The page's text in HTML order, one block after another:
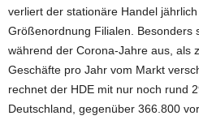
verliert der stationäre Handel
Größenordnung Filialen. Besonders
während der Corona-Jahre aus, als
Geschäfte pro Jahr vom Markt
rechnet der HDE mit nur noch rund
Deutschland, gegenüber 366.800